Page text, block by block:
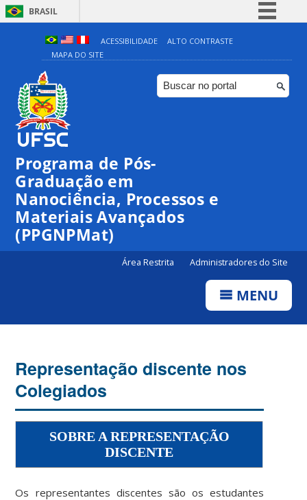
BRASIL
Simplifique!
Comunica BR
Participe
ACESSIBILIDADE
ALTO CONTRASTE
MAPA DO SITE
Programa de Pós-
Graduação em
Nanociência, Processos e
Materiais Avançados
(PPGNPMat)
Área Restrita Administradores do Site
MENU
Representação discente nos
Colegiados
SOBRE A REPRESENTAÇÃO
DISCENTE
Os representantes discentes são os estudantes